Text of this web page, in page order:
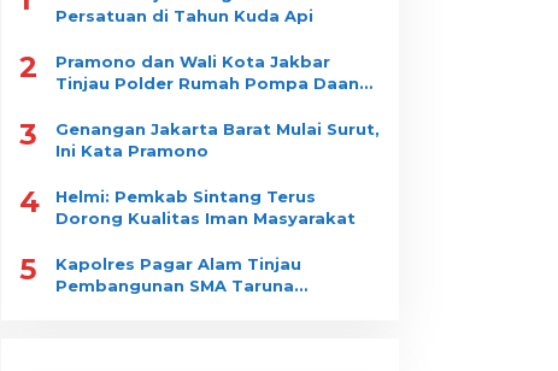
Persatuan di Tahun Kuda Api
2
Pramono dan Wali Kota Jakbar
Tinjau Polder Rumah Pompa Daan
3
Genangan Jakarta Barat Mulai Surut,
Ini Kata Pramono
4
Helmi: Pemkab Sintang Terus
Dorong Kualitas Iman Masyarakat
5
Kapolres Pagar Alam Tinjau
Pembangunan SMA Taruna